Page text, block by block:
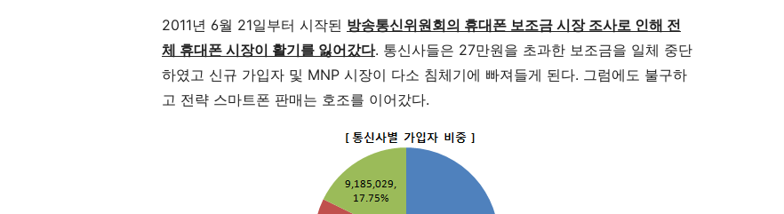
2011년 6월 21일부터 시작된 방송통신위원회의 휴대폰 보조금 시장 조사로 인해 전
체 휴대폰 시장이 활기를 잃어갔다. 통신사들은 27만원을 초과한 보조금을 일체 중단
하였고 신규 가입자 및 MNP 시장이 다소 침체기에 빠져들게 된다. 그럼에도 불구하
고 전략 스마트폰 판매는 호조를 이어갔다.